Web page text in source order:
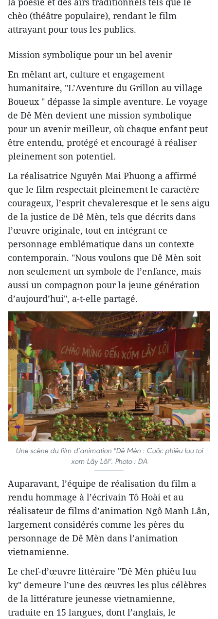
chèo (théâtre populaire), rendant le film
attrayant pour tous les publics.
Mission symbolique pour un bel avenir
En mêlant art, culture et engagement
humanitaire, "L’Aventure du Grillon au village
Boueux " dépasse la simple aventure. Le voyage
de Dê Mèn devient une mission symbolique
pour un avenir meilleur, où chaque enfant peut
être entendu, protégé et encouragé à réaliser
pleinement son potentiel.
La réalisatrice Nguyên Mai Phuong a affirmé
que le film respectait pleinement le caractère
courageux, l’esprit chevaleresque et le sens aigu
de la justice de Dê Mèn, tels que décrits dans
l’œuvre originale, tout en intégrant ce
personnage emblématique dans un contexte
contemporain. "Nous voulons que Dê Mèn soit
non seulement un symbole de l’enfance, mais
aussi un compagnon pour la jeune génération
d’aujourd’hui", a-t-elle partagé.
Une scène du film d’animation "Dê Mèn : Cuôc phiêu luu toi
xom Lây Lôi". Photo : DA
Auparavant, l’équipe de réalisation du film a
rendu hommage à l’écrivain Tô Hoài et au
réalisateur de films d’animation Ngô Manh Lân,
largement considérés comme les pères du
personnage de Dê Mèn dans l’animation
vietnamienne.
Le chef-d’œuvre littéraire "Dê Mèn phiêu luu
ky" demeure l’une des œuvres les plus célèbres
de la littérature jeunesse vietnamienne,
traduite en 15 langues, dont l’anglais, le